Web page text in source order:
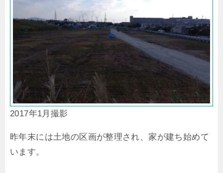
2017年1月撮影
昨年末には土地の区画が整理され、家が建ち始めて
います。